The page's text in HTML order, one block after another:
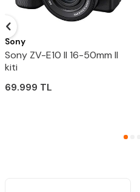
Sony
Sony ZV-E10 II 16-50mm II
kiti
69.999 TL